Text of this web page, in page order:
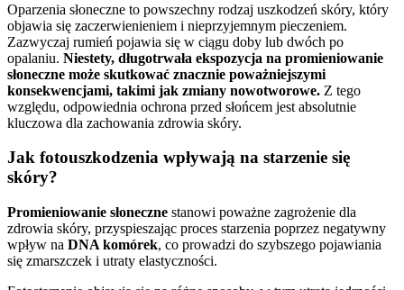
Oparzenia słoneczne to powszechny rodzaj uszkodzeń skóry, który
objawia się zaczerwienieniem i nieprzyjemnym pieczeniem.
Zazwyczaj rumień pojawia się w ciągu doby lub dwóch po
opalaniu. Niestety, długotrwała ekspozycja na promieniowanie
słoneczne może skutkować znacznie poważniejszymi
konsekwencjami, takimi jak zmiany nowotworowe. Z tego
względu, odpowiednia ochrona przed słońcem jest absolutnie
kluczowa dla zachowania zdrowia skóry.
Jak fotouszkodzenia wpływają na starzenie się
skóry?
Promieniowanie słoneczne stanowi poważne zagrożenie dla
zdrowia skóry, przyspieszając proces starzenia poprzez negatywny
wpływ na DNA komórek, co prowadzi do szybszego pojawiania
się zmarszczek i utraty elastyczności.